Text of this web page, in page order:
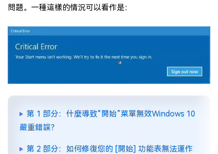
問題。一種這樣的情況可以看作是：
第 1 部分：什麼導致“開始”菜單無效Windows 10
嚴重錯誤？
第 2 部分：如何修復您的 [開始] 功能表無法運作